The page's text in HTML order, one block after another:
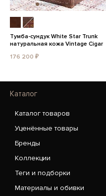
Тумба-сундук White Star Trunk
натуральная кожа Vintage Cigar
176 200 ₽
Каталог
Каталог товаров
Уценённые товары
Бренды
Коллекции
Теги и подборки
Материалы и обивки